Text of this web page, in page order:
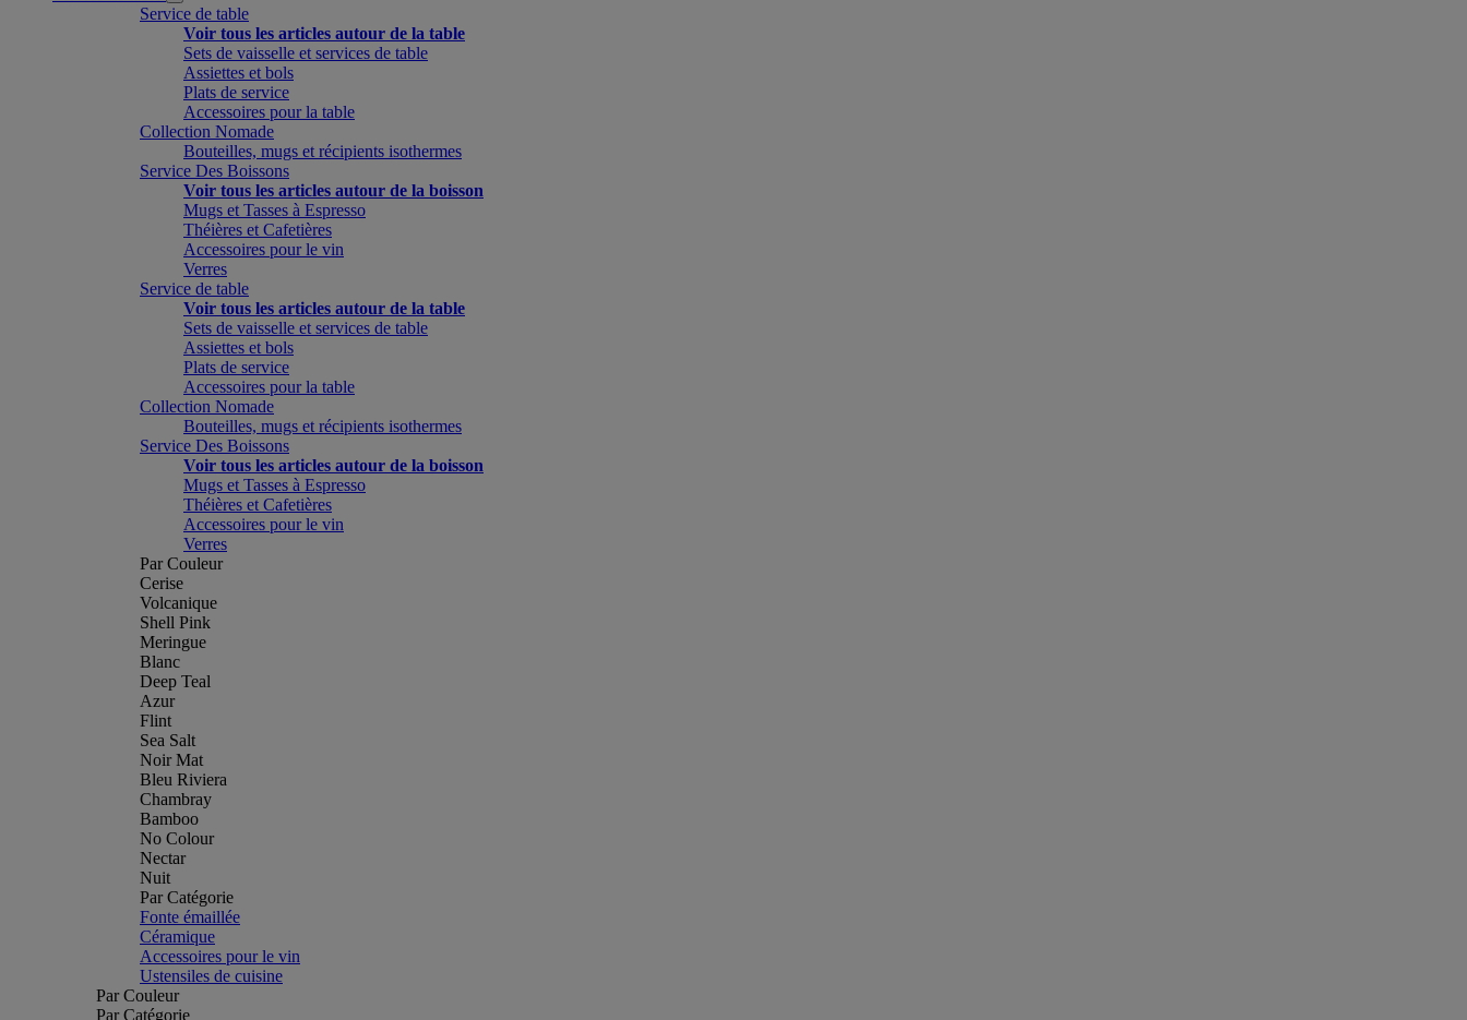
Service de table
Voir tous les articles autour de la table
Sets de vaisselle et services de table
Assiettes et bols
Plats de service
Accessoires pour la table
Collection Nomade
Bouteilles, mugs et récipients isothermes
Service Des Boissons
Voir tous les articles autour de la boisson
Mugs et Tasses à Espresso
Théières et Cafetières
Accessoires pour le vin
Verres
Service de table
Voir tous les articles autour de la table
Sets de vaisselle et services de table
Assiettes et bols
Plats de service
Accessoires pour la table
Collection Nomade
Bouteilles, mugs et récipients isothermes
Service Des Boissons
Voir tous les articles autour de la boisson
Mugs et Tasses à Espresso
Théières et Cafetières
Accessoires pour le vin
Verres
Par Couleur
Cerise
Volcanique
Shell Pink
Meringue
Blanc
Deep Teal
Azur
Flint
Sea Salt
Noir Mat
Bleu Riviera
Chambray
Bamboo
No Colour
Nectar
Nuit
Par Catégorie
Fonte émaillée
Céramique
Accessoires pour le vin
Ustensiles de cuisine
Par Couleur
Par Catégorie